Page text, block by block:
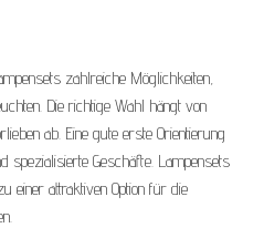
zahlreiche Möglichkeiten,
Die richtige Wahl hängt von
ab. Eine gute erste Orientierung
spezialisierte Geschäfte. Lampensets
einer attraktiven Option für die